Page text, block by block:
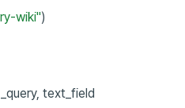
wiki")
text_field